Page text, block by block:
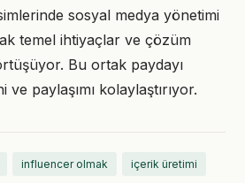
sosyal medya yönetimi
temel ihtiyaçlar ve çözüm
Bu ortak paydayı
paylaşımı kolaylaştırıyor.
influencer olmak içerik üretimi